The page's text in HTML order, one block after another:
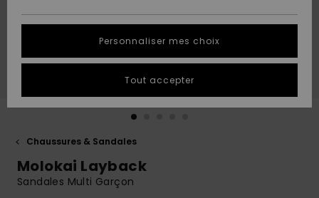
A
Découvrir
A
Découvrir
tailles
conversation
obtenir la
plus rapide
à votre
question.
QUIKSILVER
Chaussures & Sandales
Molokai Layback
Sandales Multi Garçon
Personnaliser mes choix
Tout accepter